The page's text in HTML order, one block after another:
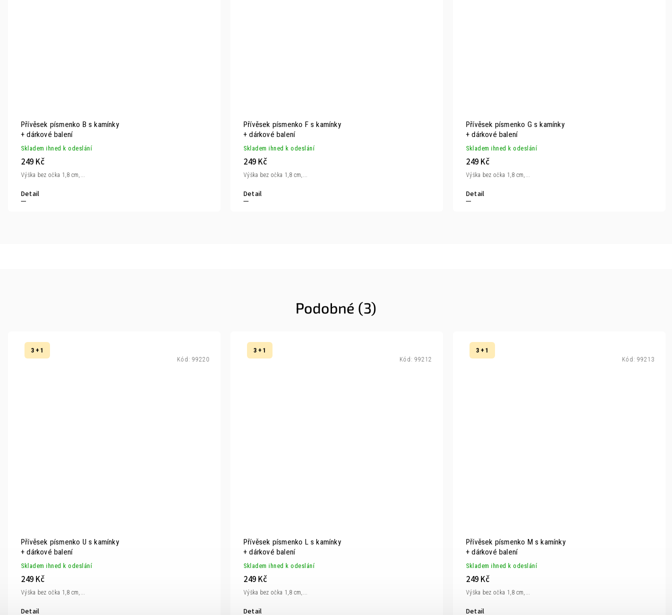
Přívěsek písmenko B s kamínky
+ dárkové balení
Skladem ihned k odeslání
249 Kč
Detail
Výška bez očka 1,8 cm,...
Přívěsek písmenko F s kamínky
+ dárkové balení
Skladem ihned k odeslání
249 Kč
Detail
Výška bez očka 1,8 cm,...
Přívěsek písmenko G s kamínky
+ dárkové balení
Skladem ihned k odeslání
249 Kč
Detail
Výška bez očka 1,8 cm,...
Podobné (3)
3 + 1
Přívěsek písmenko U s kamínky
+ dárkové balení
Skladem ihned k odeslání
249 Kč
Detail
Výška bez očka 1,8 cm,...
Kód: 99220
3 + 1
Přívěsek písmenko L s kamínky
+ dárkové balení
Skladem ihned k odeslání
249 Kč
Detail
Výška bez očka 1,8 cm,...
Kód: 99212
3 + 1
Přívěsek písmenko M s kamínky
+ dárkové balení
Skladem ihned k odeslání
249 Kč
Detail
Výška bez očka 1,8 cm,...
Kód: 99213